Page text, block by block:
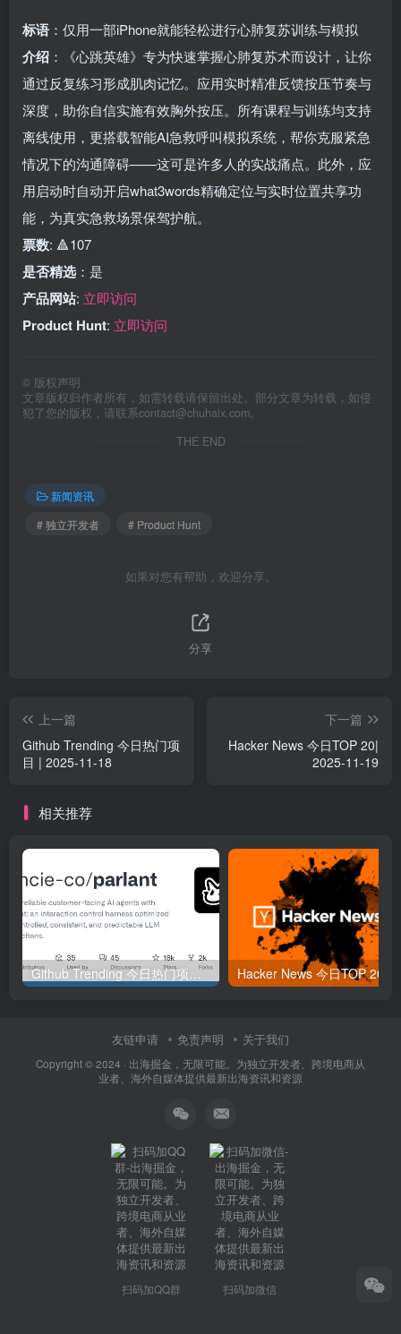
标语 ：仅用一部iPhone就能轻松进行心肺复苏训练与模拟
介绍 ：《心跳英雄》专为快速掌握心肺复苏术而设计，让你
通过反复练习形成肌肉记忆。应用实时精准反馈按压节奏与
深度，助你自信实施有效胸外按压。所有课程与训练均支持
离线使用，更搭载智能AI急救呼叫模拟系统，帮你克服紧急
情况下的沟通障碍——这可是许多人的实战痛点。此外，应
用启动时自动开启what3words精确定位与实时位置共享功
能，为真实急救场景保驾护航。
票数: 🔺107
是否精选 ：是
产品网站: 立即访问
Product Hunt: 立即访问
© 版权声明
文章版权归作者所有，如需转载请保留出处。部分文章为转载，如侵
犯了您的版权，请联系contact@chuhaix.com。
THE END
新闻资讯
# 独立开发者
# Product Hunt
如果对您有帮助，欢迎分享。
分享
上一篇
Github Trending 今日热门项
目 | 2025-11-18
下一篇
Hacker News 今日TOP 20|
2025-11-19
相关推荐
Github Trending 今日热门项目 | 2025-09-06
友链申请 免责声明 关于我们
Copyright © 2024 · 出海掘金，无限可能。为独立开发者、跨境电商从
业者、海外自媒体提供最新出海资讯和资源
扫码加QQ群 扫码加微信